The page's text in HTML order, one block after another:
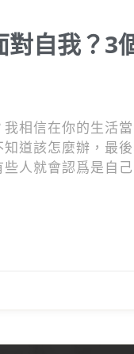
自我？3
相信在你的生活
道該怎麼辦，最
人就會認爲是自
長的習慣性思維。